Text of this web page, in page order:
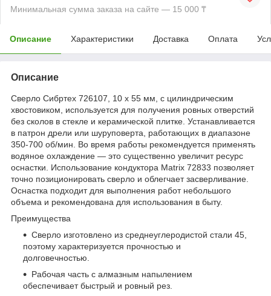
Минимальная сумма заказа на сайте — 15 000 ₸
Описание Характеристики Доставка Оплата
Описание
Сверло Сибртех 726107, 10 x 55 мм, с цилиндрическим
хвостовиком, используется для получения ровных отверстий
без сколов в стекле и керамической плитке. Устанавливается
в патрон дрели или шуруповерта, работающих в диапазоне
350-700 об/мин. Во время работы рекомендуется применять
водяное охлаждение — это существенно увеличит ресурс
оснастки. Использование кондуктора Matrix 72833 позволяет
точно позиционировать сверло и облегчает засверливание.
Оснастка подходит для выполнения работ небольшого
объема и рекомендована для использования в быту.
Преимущества
Сверло изготовлено из среднеуглеродистой стали 45,
поэтому характеризуется прочностью и
долговечностью.
Рабочая часть с алмазным напылением
обеспечивает быстрый и ровный рез.